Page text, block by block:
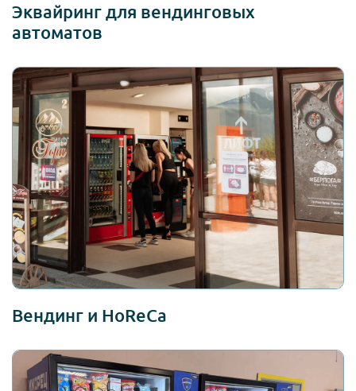
Эквайринг для вендинговых
автоматов
Вендинг и HoReCa